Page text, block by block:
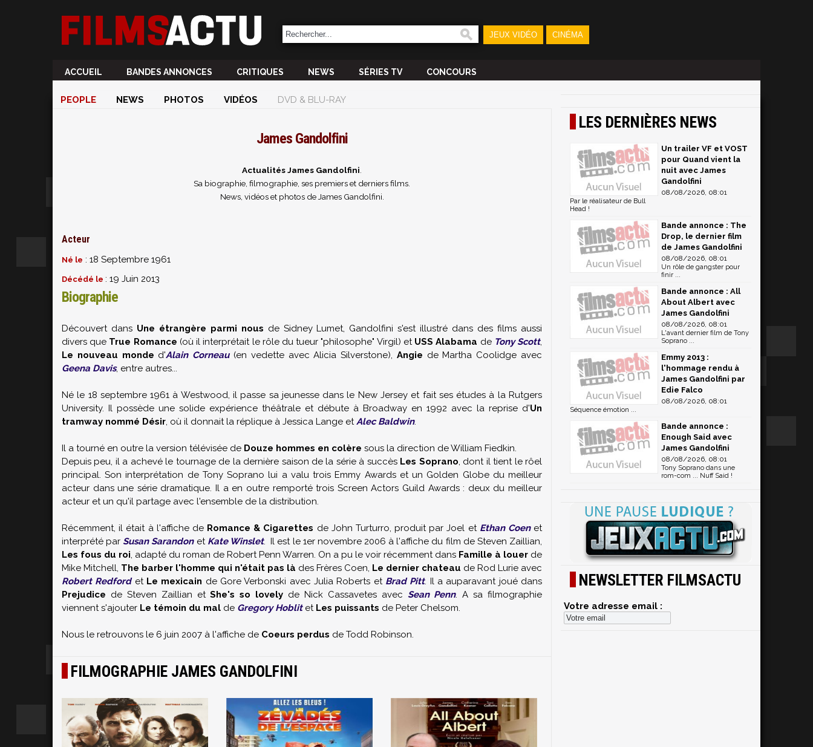
JEUX VIDÉO CINÉMA
ACCUEIL BANDES ANNONCES CRITIQUES NEWS SÉRIES TV CONCOURS
PEOPLE NEWS PHOTOS VIDÉOS DVD & BLU-RAY
James Gandolfini
Actualités James Gandolfini
Sa biographie, filmographie, ses premiers et derniers films.
News, vidéos et photos de James Gandolfini.
Acteur
Né le : 18 Septembre 1961
Décédé le : 19 Juin 2013
Biographie
Découvert dans Une étrangère parmi nous de Sidney Lumet, Gandolfini s'est illustré dans des films aussi
divers que True Romance (où il interprétait le rôle du tueur "philosophe" Virgil) et USS Alabama de Tony Scott,
Le nouveau monde d'Alain Corneau(en vedette avec Alicia Silverstone), Angie de Martha Coolidge avec
Geena Davis, entre autres...
Né le 18 septembre 1961 à Westwood, il passe sa jeunesse dans le New Jersey et fait ses études à la Rutgers
University. Il possède une solide expérience théâtrale et débute à Broadway en 1992 avec la reprise d'Un
tramway nommé Désir, où il donnait la réplique à Jessica Lange etAlec Baldwin.
Il a tourné en outre la version télévisée de Douze hommes en colère sous la direction de William Fiedkin.
Depuis peu, il a achevé le tournage de la dernière saison de la série à succès Les Soprano, dont il tient le rôel
principal. Son interprétation de Tony Soprano lui a valu trois Emmy Awards et un Golden Globe du meilleur
acteur dans une série dramatique. Il a en outre remporté trois Screen Actors Guild Awards : deux du meilleur
acteur et un qu'il partage avec l'ensemble de la distribution.
Récemment, il était à l'affiche de Romance & Cigarettes de John Turturro, produit par Joel et Ethan Coenet
interprété parSusan Sarandonet Kate Winslet. Il est le 1er novembre 2006 à l'affiche du film de Steven Zaillian,
Les fous du roi, adapté du roman de Robert Penn Warren. On a pu le voir récemment dans Famille à louer de
Mike Mitchell, The barber l'homme qui n'était pas là des Frères Coen, Le dernier chateau de Rod Lurie avec
Robert Redfordet Le mexicain de Gore Verbonski avec Julia Roberts et Brad Pitt. Il a auparavant joué dans
Prejudice de Steven Zaillian etShe's so lovely de Nick Cassavetes avec Sean Penn. A sa filmographie
viennent s'ajouter Le témoin du mal de Gregory Hoblitet Les puissants de Peter Chelsom.
Nous le retrouvons le 6 juin 2007 à l'affiche de Coeurs perdus de Todd Robinson.
FILMOGRAPHIE JAMES GANDOLFINI
LES DERNIÈRES NEWS
Un trailer VF et VOST
pour Quand vient la
nuit avec James
Gandolfini
08/08/2026, 08:01
Par le réalisateur de Bull
Head !
Bande annonce : The
Drop, le dernier film
de James Gandolfini
08/08/2026, 08:01
Un rôle de gangster pour
finir ...
Bande annonce : All
About Albert avec
James Gandolfini
08/08/2026, 08:01
L'avant dernier film de Tony
Soprano ...
Emmy 2013 :
l'hommage rendu à
James Gandolfini par
Edie Falco
08/08/2026, 08:01
Séquence émotion ...
Bande annonce :
Enough Said avec
James Gandolfini
08/08/2026, 08:01
Tony Soprano dans une
rom-com ... Nuff Said !
NEWSLETTER FILMSACTU
Votre adresse email :